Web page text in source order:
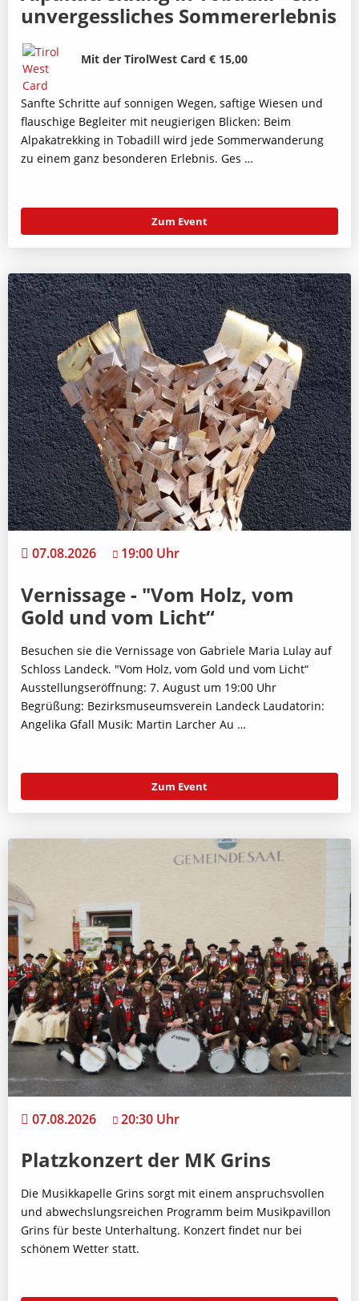
unvergessliches Sommererlebnis
Bild
Beschreibung
Mit der TirolWest Card € 15,00
Sanfte Schritte auf sonnigen Wegen, saftige Wiesen und
flauschige Begleiter mit neugierigen Blicken: Beim
Alpakatrekking in Tobadill wird jede Sommerwanderung
zu einem ganz besonderen Erlebnis. Ges …
Zum Event
07.08.2026 19:00 Uhr
Vernissage - "Vom Holz, vom
Gold und vom Licht“
Besuchen sie die Vernissage von Gabriele Maria Lulay auf
Schloss Landeck. "Vom Holz, vom Gold und vom Licht“
Ausstellungseröffnung: 7. August um 19:00 Uhr
Begrüßung: Bezirksmuseumsverein Landeck Laudatorin:
Angelika Gfall Musik: Martin Larcher Au …
Zum Event
07.08.2026 20:30 Uhr
Platzkonzert der MK Grins
Die Musikkapelle Grins sorgt mit einem anspruchsvollen
und abwechslungsreichen Programm beim Musikpavillon
Grins für beste Unterhaltung. Konzert findet nur bei
schönem Wetter statt.